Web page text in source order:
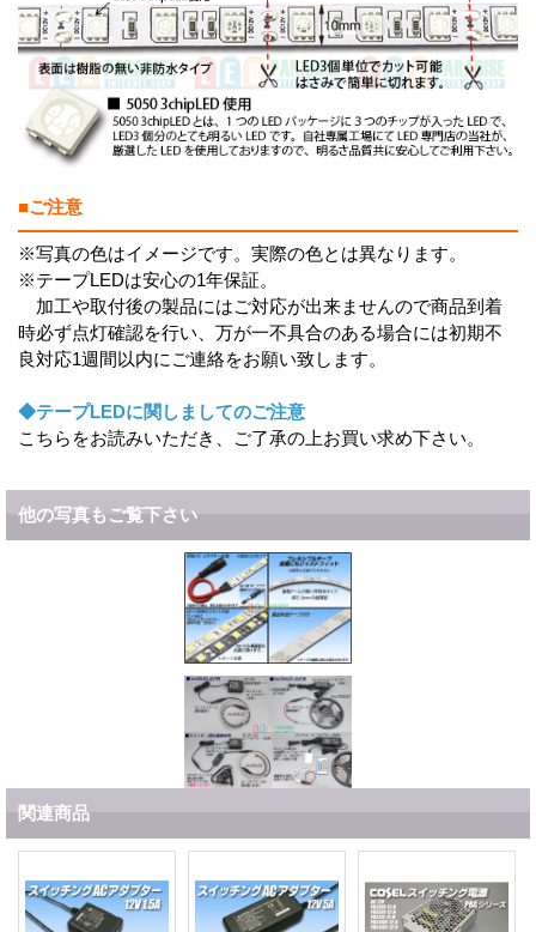
■ご注意
※写真の色はイメージです。実際の色とは異なります。
※テープLEDは安心の1年保証。
加工や取付後の製品にはご対応が出来ませんので商品到着
時必ず点灯確認を行い、万が一不具合のある場合には初期不
良対応1週間以内にご連絡をお願い致します。
◆テープLEDに関しましてのご注意
こちらをお読みいただき、ご了承の上お買い求め下さい。
他の写真もご覧下さい
関連商品